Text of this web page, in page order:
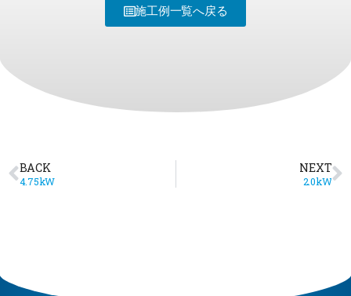
施工例一覧へ戻る
BACK
4.75kW
NEXT
2.0kW